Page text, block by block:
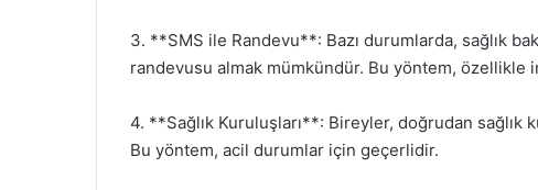
3. **SMS ile Randevu**: Bazı durumlarda, sağlık
randevusu almak mümkündür. Bu yöntem, özellikle
4. **Sağlık Kuruluşları**: Bireyler, doğrudan sağlık
Bu yöntem, acil durumlar için geçerlidir.